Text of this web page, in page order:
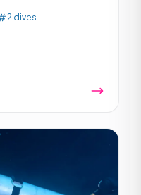
2 dives